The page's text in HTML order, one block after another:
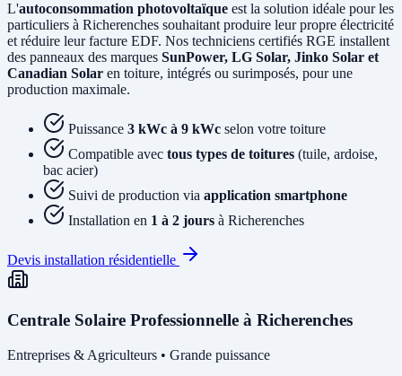
L'autoconsommation photovoltaïque est la solution idéale pour les
particuliers à Richerenches souhaitant produire leur propre électricité
et réduire leur facture EDF. Nos techniciens certifiés RGE installent
des panneaux des marques SunPower, LG Solar, Jinko Solar et
Canadian Solar en toiture, intégrés ou surimposés, pour une
production maximale.
Puissance 3 kWc à 9 kWc selon votre toiture
Compatible avec tous types de toitures (tuile, ardoise,
bac acier)
Suivi de production via application smartphone
Installation en 1 à 2 jours à Richerenches
Devis installation résidentielle
Centrale Solaire Professionnelle à Richerenches
Entreprises & Agriculteurs • Grande puissance